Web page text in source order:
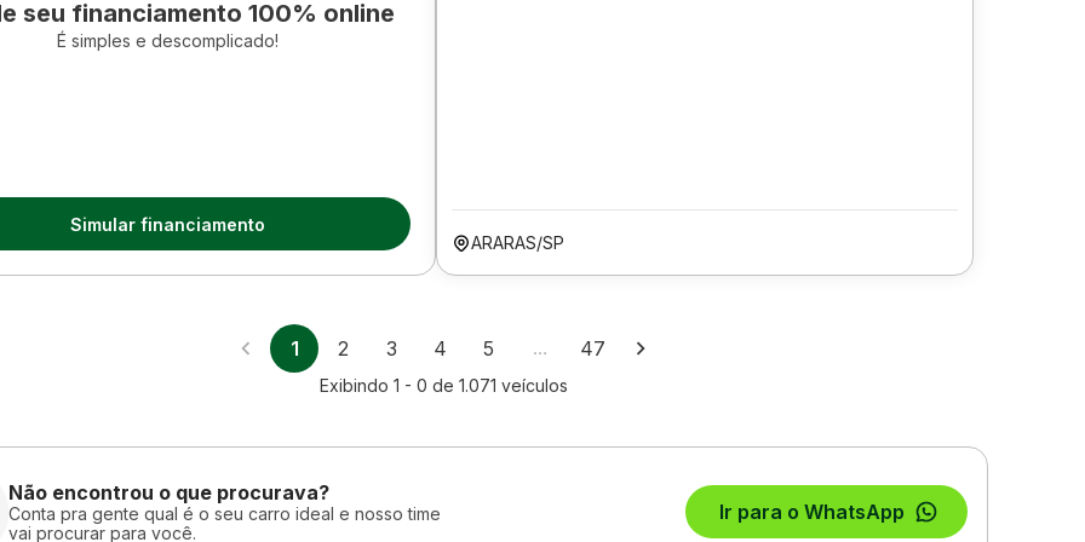
seu financiamento 100% online
É simples e descomplicado!
Simular financiamento
ARARAS/SP
1 2 3 4 5 … 47
Exibindo 1 - 0 de 1.071 veículos
Não encontrou o que procurava?
Conta pra gente qual é o seu carro ideal e nosso time
vai procurar para você.
Ir para o WhatsApp